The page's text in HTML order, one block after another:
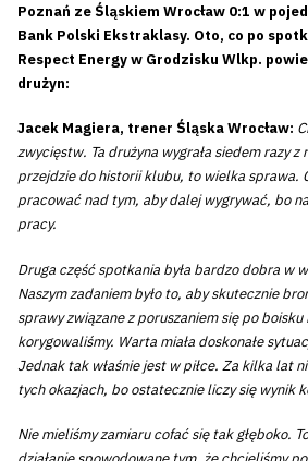
Poznań ze Śląskiem Wrocław 0:1 w
Bank Polski Ekstraklasy. Oto, co po
Respect Energy w Grodzisku Wlkp.
drużyn:
Jacek Magiera, trener Śląska Wrocław:
zwycięstw. Ta drużyna wygrała siedem razy
przejdzie do historii klubu, to wielka sprawa.
pracować nad tym, aby dalej wygrywać, bo
pracy.
Druga część spotkania była bardzo dobra w
Naszym zadaniem było to, aby skutecznie
sprawy związane z poruszaniem się po boisku
korygowaliśmy. Warta miała doskonałe
Jednak tak właśnie jest w piłce. Za kilka lat
tych okazjach, bo ostatecznie liczy się wynik
Nie mieliśmy zamiaru cofać się tak głęboko.